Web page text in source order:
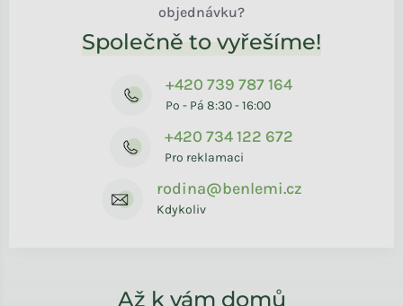
objednávku?
Společně to vyřešíme!
+420 739 787 164
Po - Pá 8:30 - 16:00
+420 734 122 672
Pro reklamaci
rodina@benlemi.cz
Kdykoliv
Až k vám domů